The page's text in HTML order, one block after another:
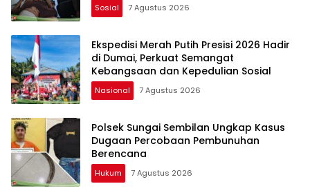
Sosial 7 Agustus 2026
Ekspedisi Merah Putih Presisi 2026 Hadir
di Dumai, Perkuat Semangat
Kebangsaan dan Kepedulian Sosial
Nasional 7 Agustus 2026
Polsek Sungai Sembilan Ungkap Kasus
Dugaan Percobaan Pembunuhan
Berencana
Hukum 7 Agustus 2026